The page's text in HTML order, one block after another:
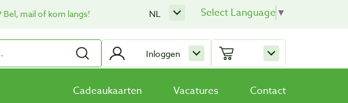
Bel, mail of kom langs! Select Language▼
NL
Inloggen
Cadeaukaarten Vacatures Contact